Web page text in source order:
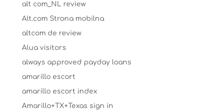
alt com_NL review
Alt.com Strona mobilna
altcom de review
Alua visitors
always approved payday loans
amarillo escort
amarillo escort index
Amarillo+TX+Texas sign in